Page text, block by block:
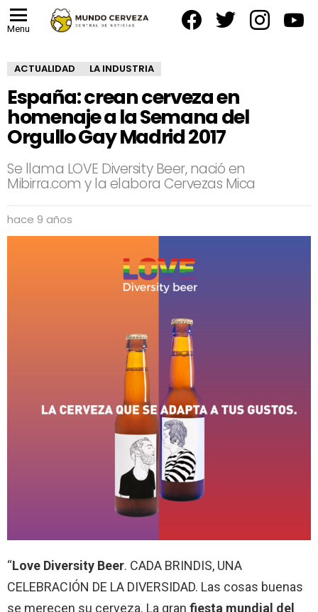
Menu
ACTUALIDAD LA INDUSTRIA
España: crean cerveza en
homenaje a la Semana del
Orgullo Gay Madrid 2017
Se llama LOVE Diversity Beer, nació en
Mibirra.com y la elabora Cervezas Mica
hace 9 años
“Love Diversity Beer. CADA BRINDIS, UNA
CELEBRACIÓN DE LA DIVERSIDAD. Las cosas buenas
se merecen su cerveza. La gran fiesta mundial del